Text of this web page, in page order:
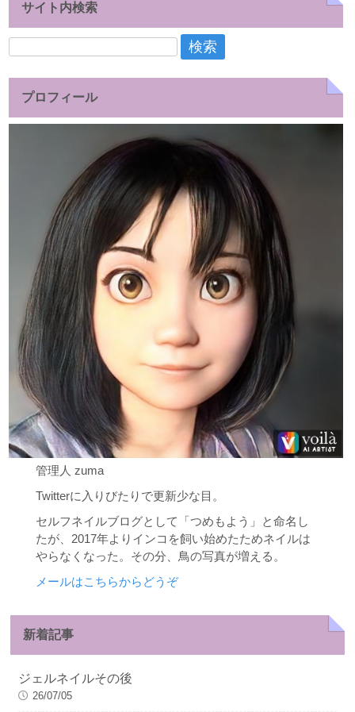
サイト内検索
検
プロフィール
管理人 zuma
Twitterに入りびたりで更新少な目。
セルフネイルブログとして「つめもよう」と命名し
たが、2017年よりインコを飼い始めたためネイルは
やらなくなった。その分、鳥の写真が増える。
メールはこちらからどうぞ
新着記事
ジェルネイルその後
26/07/05